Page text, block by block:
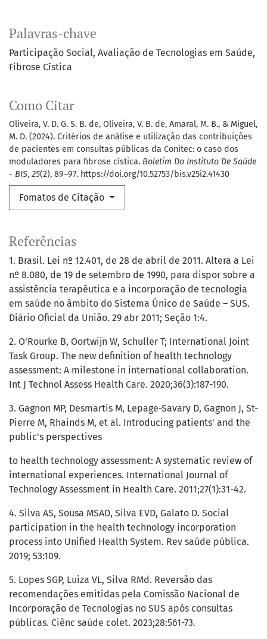
Palavras-chave
Participação Social Avaliação de Tecnologias em Saúde
Fibrose Cística
Como Citar
Oliveira, V. D. G. S. B. de, Oliveira, V. B. de, Amaral, M. B., & Miguel,
M. D. (2024). Critérios de análise e utilização das contribuições
de pacientes em consultas públicas da Conitec: o caso dos
moduladores para fibrose cística. Boletim Do Instituto De Saúde
- BIS, 25(2), 89–97. https://doi.org/10.52753/bis.v25i2.41430
Fomatos de Citação
Referências
1. Brasil. Lei nº 12.401, de 28 de abril de 2011. Altera a Lei
nº 8.080, de 19 de setembro de 1990, para dispor sobre a
assistência terapêutica e a incorporação de tecnologia
em saúde no âmbito do Sistema Único de Saúde – SUS.
Diário Oficial da União. 29 abr 2011; Seção 1:4.
2. O'Rourke B, Oortwijn W, Schuller T; International Joint
Task Group. The new definition of health technology
assessment: A milestone in international collaboration.
Int J Technol Assess Health Care. 2020;36(3):187-190.
3. Gagnon MP, Desmartis M, Lepage-Savary D, Gagnon J, St-
Pierre M, Rhainds M, et al. Introducing patients' and the
public's perspectives
to health technology assessment: A systematic review of
international experiences. International Journal of
Technology Assessment in Health Care. 2011;27(1):31-42.
4. Silva AS, Sousa MSAD, Silva EVD, Galato D. Social
participation in the health technology incorporation
process into Unified Health System. Rev saúde pública.
2019; 53:109.
5. Lopes SGP, Luiza VL, Silva RMd. Reversão das
recomendações emitidas pela Comissão Nacional de
Incorporação de Tecnologias no SUS após consultas
públicas. Ciênc saúde colet. 2023;28:561-73.